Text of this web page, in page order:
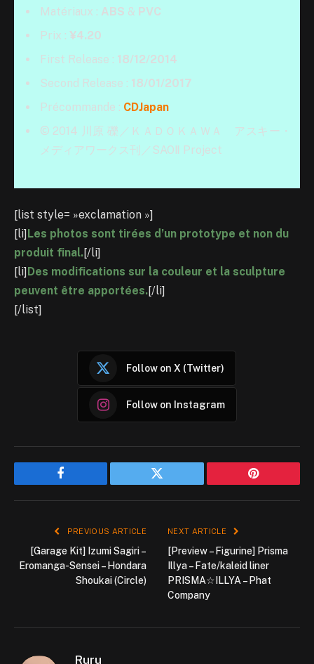
Matériaux : ABS & PVC
Prix : ¥4.20
First Release : 18/12/2014
Second Release : 18/01/2017
Précommande : CDJapan
© 2014 川原 礫／ＫＡＤＯＫＡＷＡ アスキー・
メディアワークス刊／SAOⅡ Project
[list style= »exclamation »]
[li] Les photos sont tirées d’un prototype et non du
produit final.[/li]
[li] Des modifications sur la couleur et la sculpture
peuvent être apportées.[/li]
[/list]
Follow on X (Twitter)
Follow on Instagram
Facebook Twitter Pinterest
PREVIOUS ARTICLE
[Garage Kit] Izumi Sagiri –
Eromanga-Sensei – Hondara
Shoukai (Circle)
NEXT ARTICLE
[Preview – Figurine] Prisma
Illya – Fate/kaleid liner
PRISMA☆ILLYA – Phat
Company
Ruru